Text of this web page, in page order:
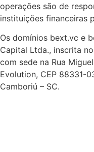
operações são de
instituições financeiras
Os domínios bext.vc e
Capital Ltda., inscrita
com sede na Rua
Evolution, CEP 88331-
Camboriú – SC.